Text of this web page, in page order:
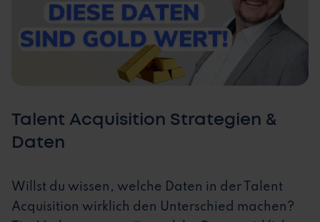
Talent Acquisition Strategien &
Daten
Willst du wissen, welche Daten in der Talent
Acquisition wirklich den Unterschied machen?